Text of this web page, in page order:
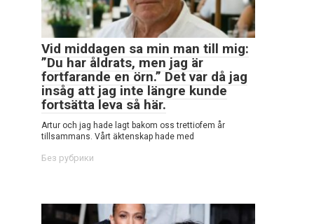
Vid middagen sa min man till mig:
”Du har åldrats, men jag är
fortfarande en örn.” Det var då jag
insåg att jag inte längre kunde
fortsätta leva så här.
Artur och jag hade lagt bakom oss trettiofem år
tillsammans. Vårt äktenskap hade med
Без рубрики